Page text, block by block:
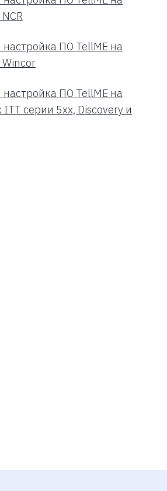
настройка ПО TellME на
настройка ПО TellME на
серии 5xx, Discovery и